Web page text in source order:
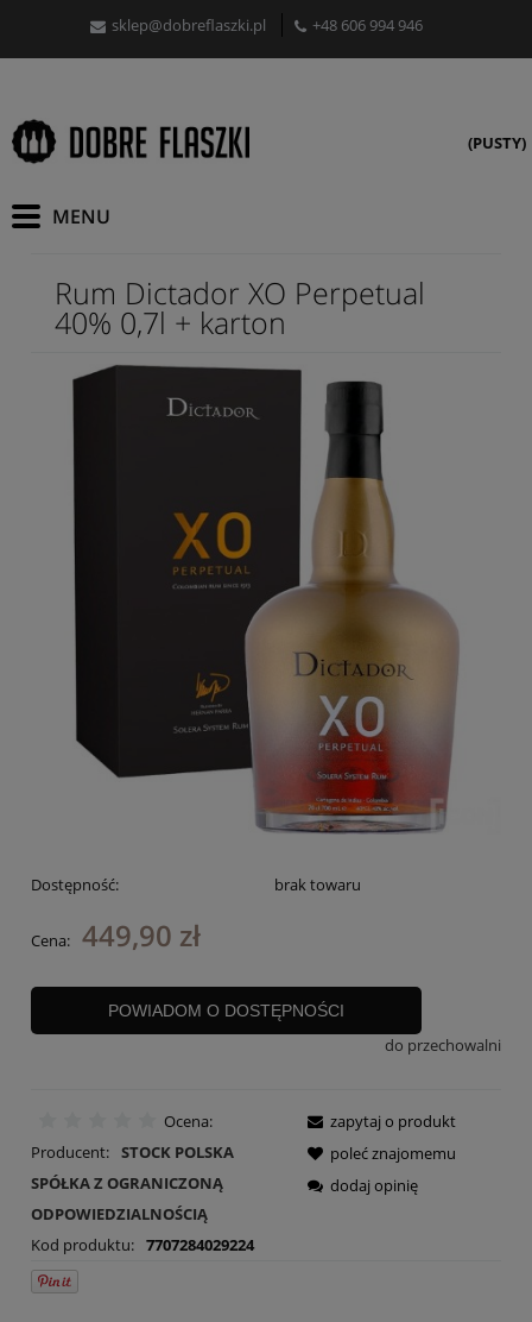
sklep@dobreflaszki.pl +48 606 994 946
(PUSTY)
Rum Dictador XO Perpetual
40% 0,7l + karton
Dostępność: brak towaru
Cena: 449,90 zł
POWIADOM O DOSTĘPNOŚCI
do przechowalni
Ocena:
Producent: STOCK POLSKA
SPÓŁKA Z OGRANICZONĄ
ODPOWIEDZIALNOŚCIĄ
Kod produktu: 7707284029224
zapytaj o produkt
poleć znajomemu
dodaj opinię